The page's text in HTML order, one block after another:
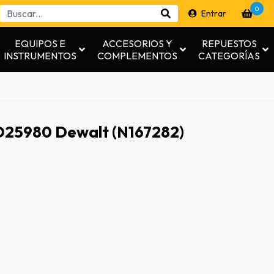
Entrar 0
EQUIPOS E
INSTRUMENTOS
ACCESORIOS Y
COMPLEMENTOS
REPUESTOS
CATEGORÍAS
Dewalt (n167282)